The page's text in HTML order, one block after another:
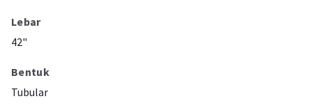
Lebar
42"
Bentuk
Tubular